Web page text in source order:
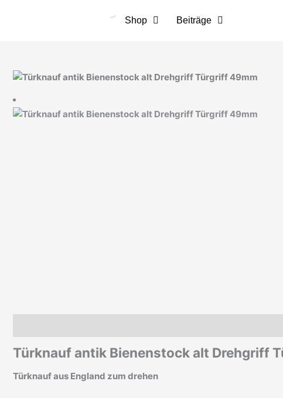
Shop Beiträge
Türknauf antik Bienenstock alt Drehgriff
Türknauf aus England zum drehen